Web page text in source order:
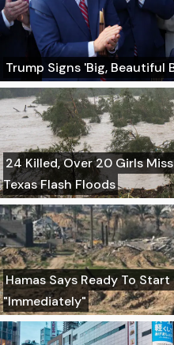
Trump Signs 'Big, Beautiful
24 Killed, Over 20 Girls
Texas Flash Floods
Hamas Says Ready To
"Immediately"